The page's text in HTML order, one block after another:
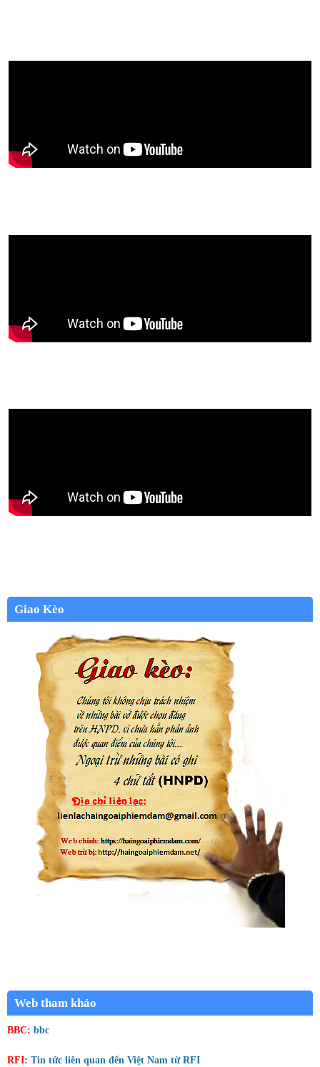
Giao Kèo
Web tham khảo
BBC: bbc
RFI: Tin tức liên quan đến Việt Nam từ RFI